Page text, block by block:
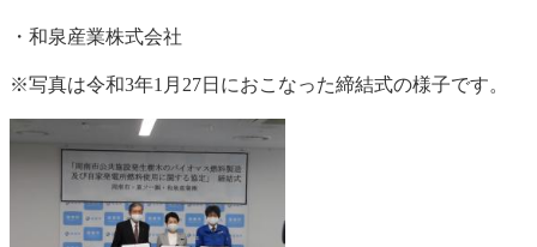
・和泉産業株式会社
※写真は令和3年1月27日におこなった締結式の様子です。